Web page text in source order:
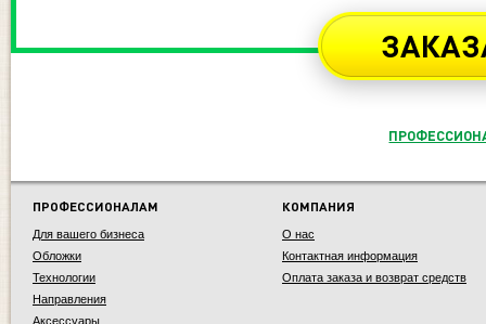
ПРОФЕССИОНАЛАМ
Для вашего бизнеса
Обложки
Технологии
Направления
Аксессуары
КОМПАНИЯ
О нас
Контактная информация
Оплата заказа и возврат средств